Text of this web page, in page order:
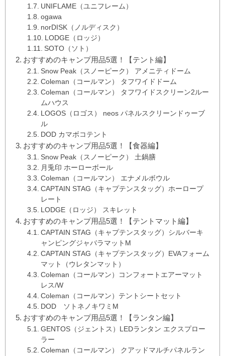
UNIFLAME（ユニフレーム）
ogawa
norDISK（ノルディスク）
LODGE（ロッジ）
SOTO（ソト）
おすすめのキャンプ用品5選！【テント編】
Snow Peak（スノーピーク） アメニティドーム
Coleman（コールマン） タフワイドドーム
Coleman（コールマン） タフワイドスクリーン2ルー
ムハウス
LOGOS（ロゴス） neos パネルスクリーンドゥーブ
ル
DOD カマボコテント
おすすめのキャンプ用品5選！【食器編】
Snow Peak（スノーピーク） 土鍋膳
月兎印 ホーローボール
Coleman（コールマン） エナメルボウル
CAPTAIN STAG（キャプテンスタッグ）ホーロープ
レート
LODGE（ロッジ） スキレット
おすすめのキャンプ用品5選！【テントマット編】
CAPTAIN STAG（キャプテンスタッグ）シルバーキ
ャンピングジャバラマットM
CAPTAIN STAG（キャプテンスタッグ）EVAフォーム
マット（ウレタンマット）
Coleman（コールマン）コンフォートエアーマット
レス/W
Coleman（コールマン）テントシートセット
DOD ソトネノキワミM
おすすめのキャンプ用品5選！【ランタン編】
GENTOS（ジェントス）LEDランタン エクスプロー
ラー
Coleman（コールマン） クアッドマルチパネルラン